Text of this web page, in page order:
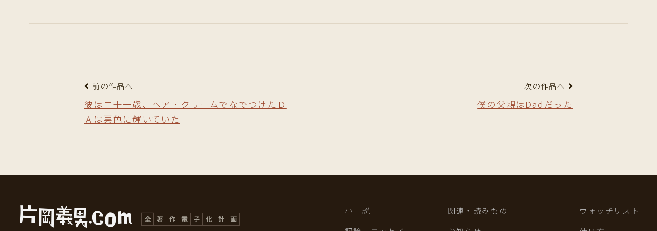
前の作品へ
彼は二十一歳、ヘア・クリームでなでつけたＤ
Ａは栗色に輝いていた
次の作品へ
僕の父親はDadだった
小 説
関連・読みもの
ウォッチリスト